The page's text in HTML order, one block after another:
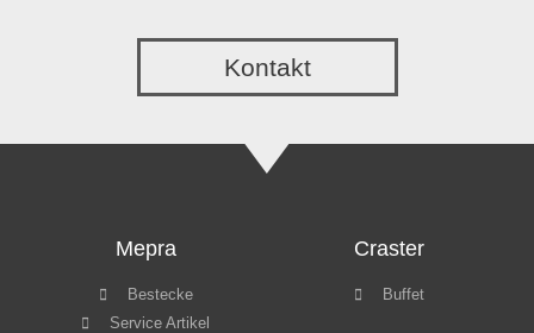
Kontakt
Mepra
Bestecke
Service Artikel
Craster
Buffet